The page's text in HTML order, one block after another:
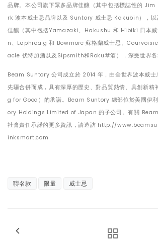
品牌。本公司旗下眾多品牌佳釀（其中包括標誌性的
rk 波本威士忌品牌以及 Suntory 威士忌 Kakubin），以
佳釀（其中包括Yamazaki、Hakushu 和 Hibiki 日本
n、Laphroaig 和 Bowmore 蘇格蘭威士忌、
acle 伏特加酒以及Sipsmith和Roku琴酒），深受世界各
Beam Suntory 公司成立於 2014 年，由全世界波本威士
先驅合併而成，具有深厚的歷史、對品質熱情、具創新
g for Good）的承諾。Beam Suntory 總部位於美國伊
ory Holdings Limited of Japan 的子公司。有關
社會責任承諾的更多資訊，請造訪 http://
inksmart.com
聯名款 限量 威士忌